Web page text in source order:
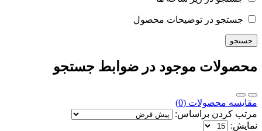
جستجو در توضیحات محصول
محصولات موجود در ضوابط جستجو
مقایسه محصولات (0)
مرتب کردن براساس:
نمایش: